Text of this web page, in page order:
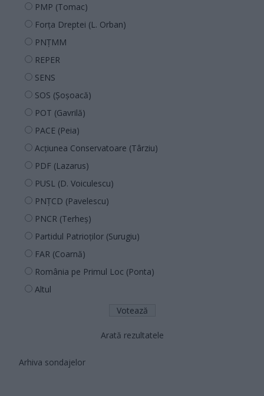
PMP (Tomac)
Forța Dreptei (L. Orban)
PNȚMM
REPER
SENS
SOS (Șoșoacă)
POT (Gavrilă)
PACE (Peia)
Acțiunea Conservatoare (Târziu)
PDF (Lazarus)
PUSL (D. Voiculescu)
PNȚCD (Pavelescu)
PNCR (Terheș)
Partidul Patrioților (Surugiu)
FAR (Coarnă)
România pe Primul Loc (Ponta)
Altul
Arată rezultatele
Arhiva sondajelor